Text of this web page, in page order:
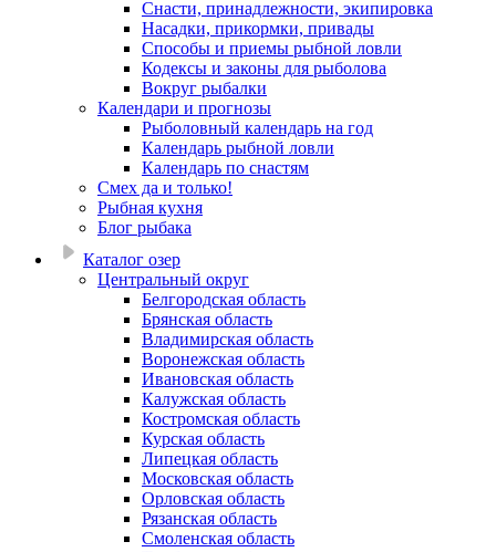
Снасти, принадлежности, экипировка
Насадки, прикормки, привады
Способы и приемы рыбной ловли
Кодексы и законы для рыболова
Вокруг рыбалки
Календари и прогнозы
Рыболовный календарь на год
Календарь рыбной ловли
Календарь по снастям
Смех да и только!
Рыбная кухня
Блог рыбака
Каталог озер
Центральный округ
Белгородская область
Брянская область
Владимирская область
Воронежская область
Ивановская область
Калужская область
Костромская область
Курская область
Липецкая область
Московская область
Орловская область
Рязанская область
Смоленская область